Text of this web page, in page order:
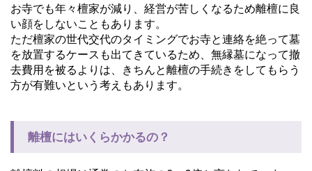
お寺でも年々檀家が減り、経営が苦しくなるため離檀に良
い顔をしないこともあります。
ただ檀家の世代交代のタイミングでお寺と連絡を絶って墓
を放置するケースも出てきているため、無縁墓になって撤
去費用を被るよりは、きちんと離檀の手続きをしてもらう
方が有難いという考えもあります。
離檀にはいくらかかるの？